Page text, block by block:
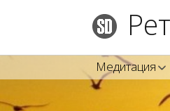
Медитация